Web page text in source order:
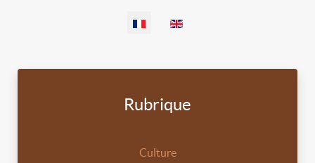
Sélectionnez votre langue
Rubrique
Culture